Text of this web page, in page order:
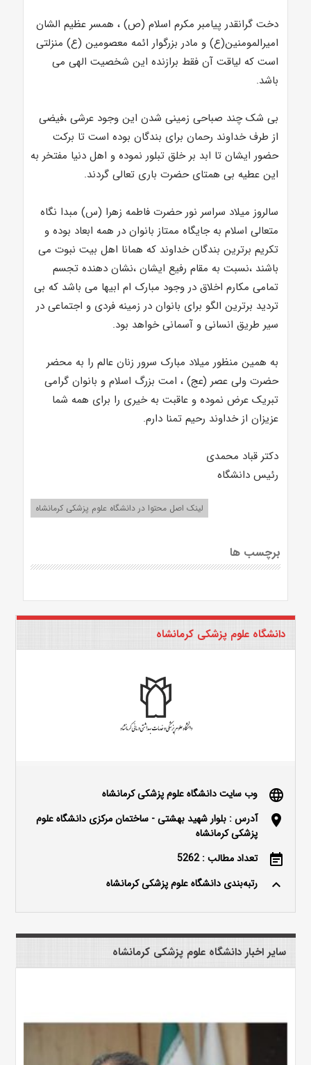
دخت گرانقدر پیامبر مکرم اسلام (ص) ، همسر عظیم الشان
امیرالمومنین(ع) و مادر بزرگوار ائمه معصومین (ع) منزلتی
است که لیاقت آن فقط برازنده این شخصیت الهی می
باشد.
بی شک چند صباحی زمینی شدن این وجود عرشی ،فیضی
از طرف خداوند رحمان برای بندگان بوده است تا برکت
حضور ایشان تا ابد بر خلق تبلور نموده و اهل دنیا مفتخر به
این عطیه بی همتای حضرت باری تعالی گردند.
سالروز میلاد سراسر نور حضرت فاطمه زهرا (س) مبدا نگاه
متعالی اسلام به جایگاه ممتاز بانوان در همه ابعاد بوده و
تکریم برترین بندگان خداوند که همانا اهل بیت نبوت می
باشند ،نسبت به مقام رفیع ایشان ،نشان دهنده تجسم
تمامی مکارم اخلاق در وجود مبارک ام ابیها می باشد که بی
تردید برترین الگو برای بانوان در زمینه فردی و اجتماعی در
سیر طریق انسانی و آسمانی خواهد بود.
به همین منظور میلاد مبارک سرور زنان عالم را به محضر
حضرت ولی عصر (عج) ، امت بزرگ اسلام و بانوان گرامی
تبریک عرض نموده و عاقبت به خیری را برای همه شما
عزیزان از خداوند رحیم تمنا دارم.
دکتر قباد محمدی
رئیس دانشگاه
لینک اصل محتوا در دانشگاه علوم پزشکی کرمانشاه
برچسب ها
دانشگاه علوم پزشکی کرمانشاه
language وب سایت دانشگاه علوم پزشکی کرمانشاه
location_on
آدرس : بلوار شهید بهشتی - ساختمان مرکزی دانشگاه علوم
پزشکی کرمانشاه
event_note تعداد مطالب : 5262
keyboard_arrow_up رتبه‌بندی دانشگاه علوم پزشکی کرمانشاه
سایر اخبار دانشگاه علوم پزشکی کرمانشاه